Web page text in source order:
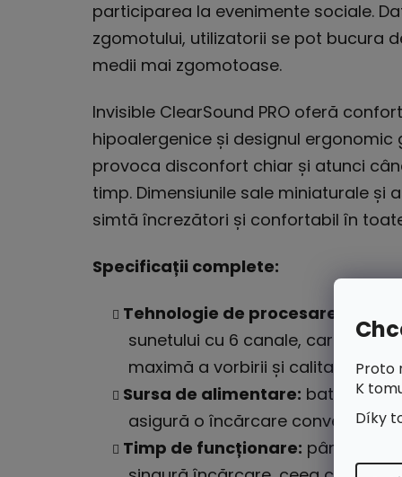
Proto
K
Díky
participarea la evenimente sociale.
zgomotului, utilizatorii se pot bucura
medii mai zgomotoase.
Invisible ClearSound PRO oferă
hipoalergenice și designul
provoca disconfort chiar și atunci
timp. Dimensiunile sale miniaturale
simtă încrezători și confortabil în
Specificații complete:
Tehnologie de procesare a
sunetului cu 6 canale, care
maximă a vorbirii și calitate a
Sursa de alimentare: baterie
asigură o încărcare convenabilă
Timp de funcționare: până la 25